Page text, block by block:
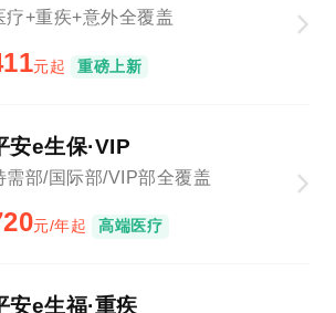
疗+重疾+意外全覆盖
元起 重磅上新
安e生保·VIP
需部/国际部/VIP部全覆盖
元/年起 高端医疗
安e生福·重疾